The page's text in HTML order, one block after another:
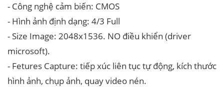
- Công nghệ cảm biến: CMOS
- Hình ảnh định dạng: 4/3 Full
- Size Image: 2048x1536. NO điều khiển (driver
microsoft).
- Fetures Capture: tiếp xúc liên tục tự động, kích thước
hình ảnh, chụp ảnh, quay video nén.